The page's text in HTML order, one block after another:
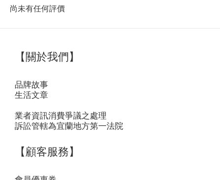
尚未有任何評價
【關於我們】
品牌故事
生活文章
業者資訊消費爭議之處理
訴訟管轄為宜蘭地方第一法院
【顧客服務】